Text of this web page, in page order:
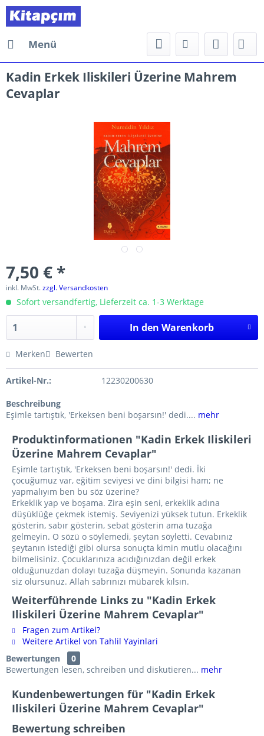
Menü
Kadin Erkek Iliskileri Üzerine Mahrem
Cevaplar
7,50 € *
inkl. MwSt.zzgl. Versandkosten
Sofort versandfertig, Lieferzeit ca. 1-3 Werktage
In den Warenkorb
Merken Bewerten
Artikel-Nr.: 12230200630
Beschreibung
Eşimle tartıştık, 'Erkeksen beni boşarsın!' dedi.... mehr
Produktinformationen "Kadin Erkek Iliskileri
Üzerine Mahrem Cevaplar"
Eşimle tartıştık, 'Erkeksen beni boşarsın!' dedi. İki
çocuğumuz var, eğitim seviyesi ve dini bilgisi ham; ne
yapmalıyım ben bu söz üzerine?
Erkeklik yap ve boşama. Zira eşin seni, erkeklik adına
düşüklüğe çekmek istemiş. Seviyenizi yüksek tutun. Erkeklik
gösterin, sabır gösterin, sebat gösterin ama tuzağa
gelmeyin. O sözü o söylemedi, şeytan söyletti. Cevabınız
şeytanın istediği gibi olursa sonuçta kimin mutlu olacağını
bilmelisiniz. Çocuklarınıza acıdığınızdan değil erkek
olduğunuzdan dolayı tuzağa düşmeyin. Sonunda kazanan
siz olursunuz. Allah sabrınızı mübarek kılsın.
Weiterführende Links zu "Kadin Erkek
Iliskileri Üzerine Mahrem Cevaplar"
Fragen zum Artikel?
Weitere Artikel von Tahlil Yayinlari
Bewertungen
0
Bewertungen lesen, schreiben und diskutieren... mehr
Kundenbewertungen für "Kadin Erkek
Iliskileri Üzerine Mahrem Cevaplar"
Bewertung schreiben